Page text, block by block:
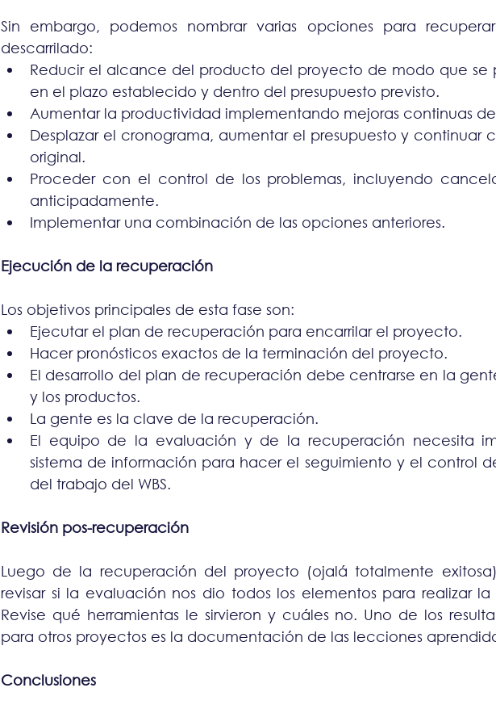
Sin embargo, podemos nombrar varias opciones para
descarrilado:
Reducir el alcance del producto del proyecto de modo que se
en el plazo establecido y dentro del presupuesto previsto.
Aumentar la productividad implementando mejoras continuas
Desplazar el cronograma, aumentar el presupuesto y continuar
original.
Proceder con el control de los problemas, incluyendo
anticipadamente.
Implementar una combinación de las opciones anteriores.
Ejecución de la recuperación
Los objetivos principales de esta fase son:
Ejecutar el plan de recuperación para encarrilar el proyecto.
Hacer pronósticos exactos de la terminación del proyecto.
El desarrollo del plan de recuperación debe centrarse en la
y los productos.
La gente es la clave de la recuperación.
El equipo de la evaluación y de la recuperación necesita
sistema de información para hacer el seguimiento y el control
del trabajo del WBS.
Revisión pos-recuperación
Luego de la recuperación del proyecto (ojalá totalmente
revisar si la evaluación nos dio todos los elementos para realizar
Revise qué herramientas le sirvieron y cuáles no. Uno de los
para otros proyectos es la documentación de las lecciones
Conclusiones